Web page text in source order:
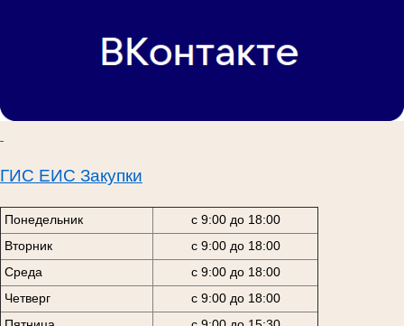
ГИС ЕИС Закупки
Понедельник
с 9:00 до 18:00
Вторник
с 9:00 до 18:00
Среда
с 9:00 до 18:00
Четверг
с 9:00 до 18:00